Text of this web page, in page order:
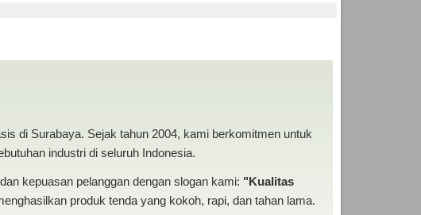
di Surabaya. Sejak tahun 2004, kami berkomitmen untuk
industri di seluruh Indonesia.
kepuasan pelanggan dengan slogan kami: "Kualitas
produk tenda yang kokoh, rapi, dan tahan lama.